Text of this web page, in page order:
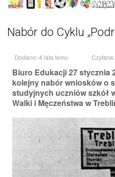
Nabór do Cyklu
Dodano: 4 lata temu
Biuro Edukacji 27 stycznia
kolejny nabór wniosków o
studyjnych uczniów szkół
Walki i Męczeństwa w